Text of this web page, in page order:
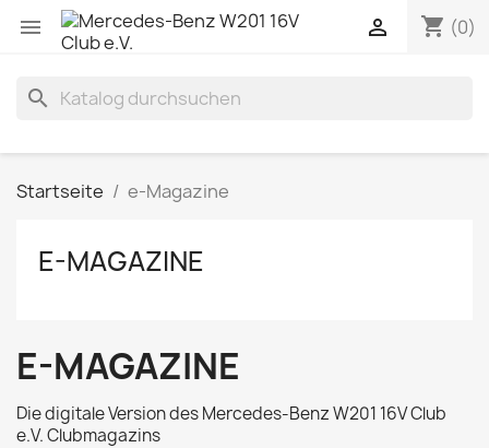
 shopping_cart (0)

search
Startseite e-Magazine
E-MAGAZINE
E-MAGAZINE
Die digitale Version des Mercedes-Benz W201 16V Club
e.V. Clubmagazins